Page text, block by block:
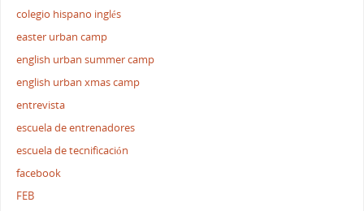
colegio hispano inglés
easter urban camp
english urban summer camp
english urban xmas camp
entrevista
escuela de entrenadores
escuela de tecnificación
facebook
FEB